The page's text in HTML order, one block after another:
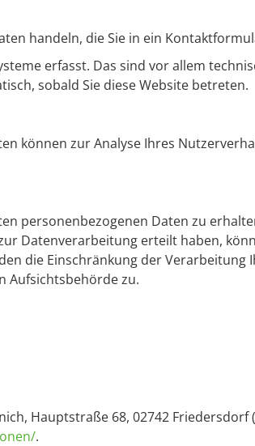
handeln, die Sie in ein
erfasst. Das sind vor allem
sobald Sie diese Website betreten.
können zur Analyse Ihres
personenbezogenen Daten zu
Datenverarbeitung erteilt haben,
die Einschränkung der Verarbeitung
Aufsichtsbehörde zu.
Hauptstraße 68, 02742 Friedersdorf
.